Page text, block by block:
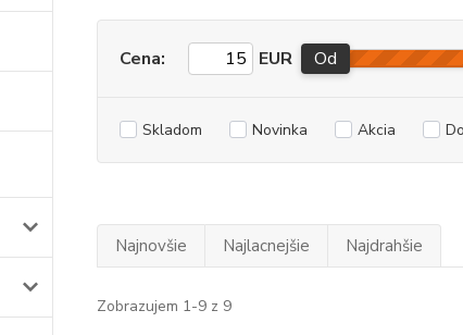
Cena: EUR Od
Skladom Novinka Akcia
Najnovšie Najlacnejšie Najdrahšie
Zobrazujem 1-9 z 9